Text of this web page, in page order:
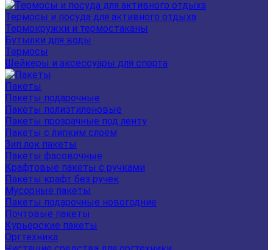
Термосы и посуда для активного отдыха
Термокружки и термостаканы
Бутылки для воды
Термосы
Шейкеры и аксессуары для спорта
Пакеты
Пакеты подарочные
Пакеты полиэтиленовые
Пакеты прозрачные под ленту
Пакеты с липким слоем
Зип лок пакеты
Пакеты фасовочные
Крафтовые пакеты с ручками
Пакеты крафт без ручек
Мусорные пакеты
Пакеты подарочные новогодние
Почтовые пакеты
Курьерские пакеты
Оргтехника